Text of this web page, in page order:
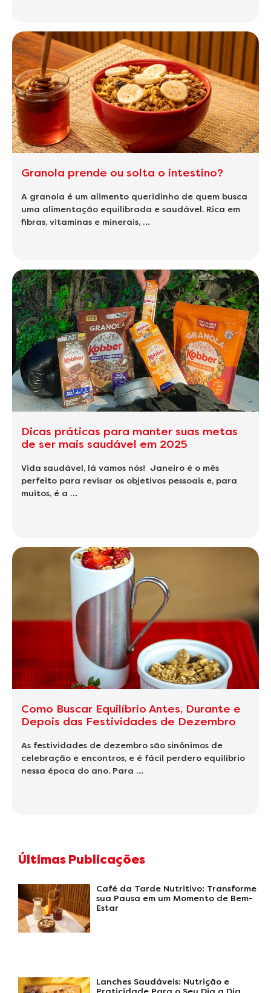
Granola prende ou solta o intestino?
A granola é um alimento queridinho de quem busca
uma alimentação equilibrada e saudável. Rica em
fibras, vitaminas e minerais, …
Dicas práticas para manter suas metas
de ser mais saudável em 2025
Vida saudável, lá vamos nós! Janeiro é o mês
perfeito para revisar os objetivos pessoais e, para
muitos, é a …
Como Buscar Equilíbrio Antes, Durante e
Depois das Festividades de Dezembro
As festividades de dezembro são sinônimos de
celebração e encontros, e é fácil perdero equilíbrio
nessa época do ano. Para …
Últimas Publicações
Café da Tarde Nutritivo: Transforme
sua Pausa em um Momento de Bem-
Estar
Lanches Saudáveis: Nutrição e